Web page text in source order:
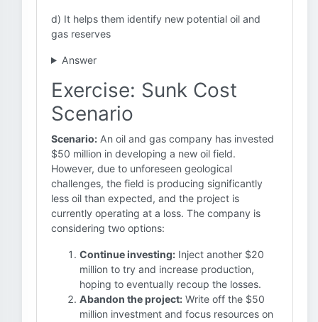
d) It helps them identify new potential oil and
gas reserves
Answer
Exercise: Sunk Cost
Scenario
Scenario: An oil and gas company has invested
$50 million in developing a new oil field.
However, due to unforeseen geological
challenges, the field is producing significantly
less oil than expected, and the project is
currently operating at a loss. The company is
considering two options:
Continue investing: Inject another $20
million to try and increase production,
hoping to eventually recoup the losses.
Abandon the project: Write off the $50
million investment and focus resources on